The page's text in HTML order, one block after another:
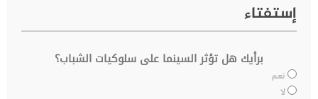
إستفتاء
برأيك هل تؤثر السينما على سلوكيات الشباب؟
نعم
لا